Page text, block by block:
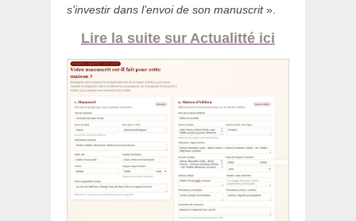
s’investir dans l’envoi de son manuscrit».
Lire la suite sur Actualitté ici